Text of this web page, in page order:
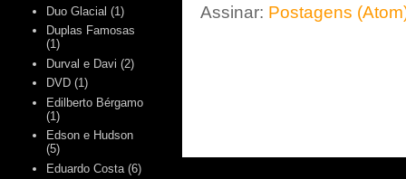
Assinar: Postagens
Duo Glacial (1)
Duplas Famosas
(1)
Durval e Davi (2)
DVD (1)
Edilberto Bérgamo
(1)
Edson e Hudson
(5)
Eduardo Costa (6)